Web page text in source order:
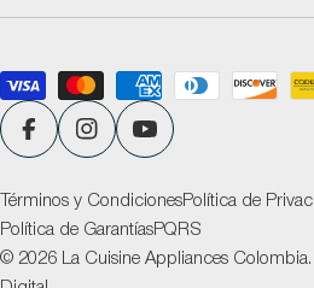
Métodos
de
pagoFacebookInstagramYouTube
© 2026 La Cuisine Appliances Colombia.
Términos y CondicionesPolítica de
Política de GarantíasPQRS